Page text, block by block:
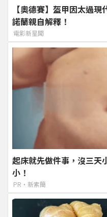
【奧德賽】盔甲因太過
諾蘭親自解釋！
電影新星聞
起床就先做件事，沒三天
小！
PR・新素簡